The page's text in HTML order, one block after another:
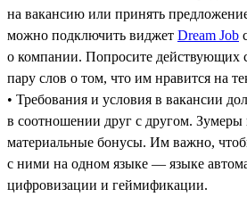
на вакансию или принять
можно подключить виджет Dream Job
о компании. Попросите действующих
пару слов о том, что им нравится на
• Требования и условия в вакансии
в соотношении друг с другом. Зумеры
материальные бонусы. Им важно,
с ними на одном языке — языке
цифровизации и геймификации.